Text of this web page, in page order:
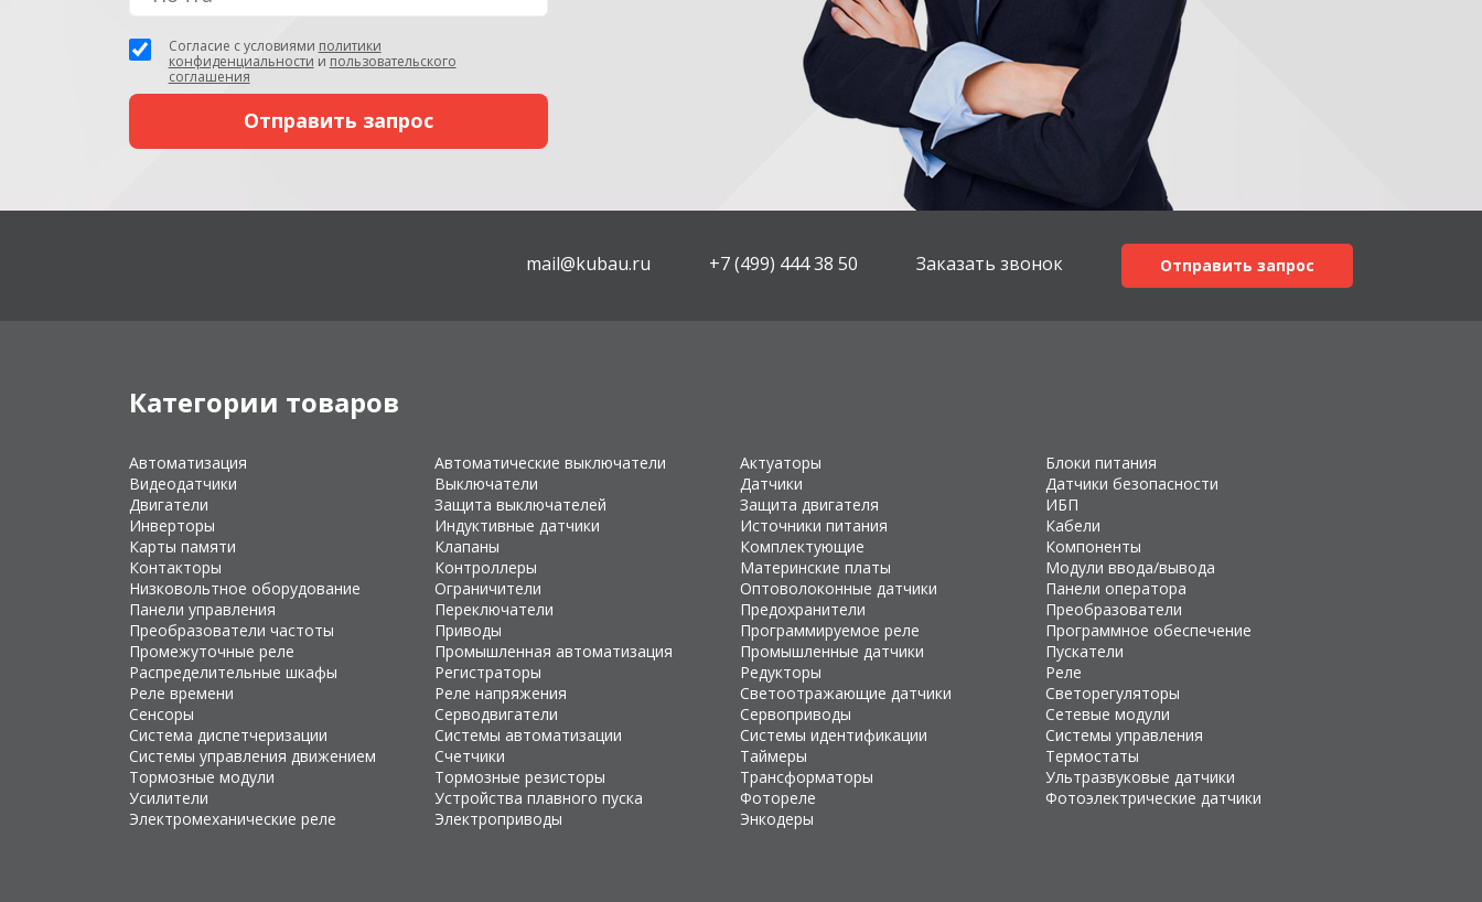
Согласие с условиями политики
конфиденциальности и пользовательского
соглашения
mail@kubau.ru +7 (499) 444 38 50 Заказать звонок Отправить запрос
Категории товаров
Автоматизация Автоматические выключатели Актуаторы
Блоки питания
Видеодатчики
Выключатели Датчики
Датчики безопасности
Двигатели
Защита выключателей Защита двигателя
ИБП
Инверторы
Индуктивные датчики Источники питания
Кабели
Карты памяти
Клапаны Комплектующие
Компоненты
Контакторы
Контроллеры Материнские платы
Модули ввода/вывода
Низковольтное оборудование
Ограничители Оптоволоконные датчики
Панели оператора
Панели управления
Переключатели Предохранители
Преобразователи
Преобразователи частоты
Приводы Программируемое реле
Программное обеспечение
Промежуточные реле
Промышленная автоматизация Промышленные датчики
Пускатели
Распределительные шкафы
Регистраторы Редукторы
Реле
Реле времени
Реле напряжения Светоотражающие датчики
Светорегуляторы
Сенсоры
Серводвигатели Сервоприводы
Сетевые модули
Система диспетчеризации
Системы автоматизации Системы идентификации
Системы управления
Системы управления движением
Счетчики Таймеры
Термостаты
Тормозные модули
Тормозные резисторы Трансформаторы
Ультразвуковые датчики
Усилители
Устройства плавного пуска Фотореле
Фотоэлектрические датчики
Электромеханические реле
Электроприводы Энкодеры